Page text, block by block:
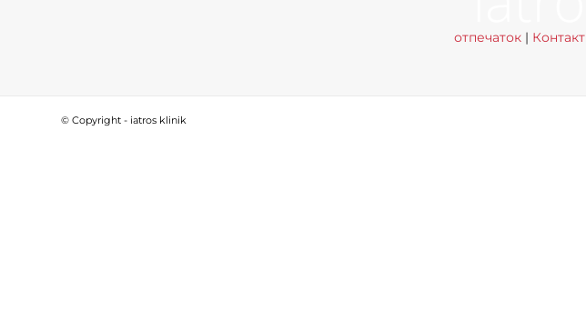
отпечаток | Контакт
© Copyright - iatros klinik